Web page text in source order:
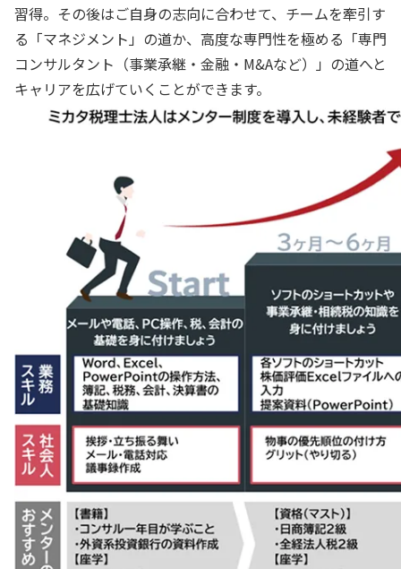
習得。その後はご自身の志向に合わせて、チームを牽引す
る「マネジメント」の道か、高度な専門性を極める「専門
コンサルタント（事業承継・金融・M&Aなど）」の道へと
キャリアを広げていくことができます。